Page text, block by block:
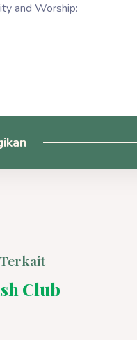
and Worship:
Club